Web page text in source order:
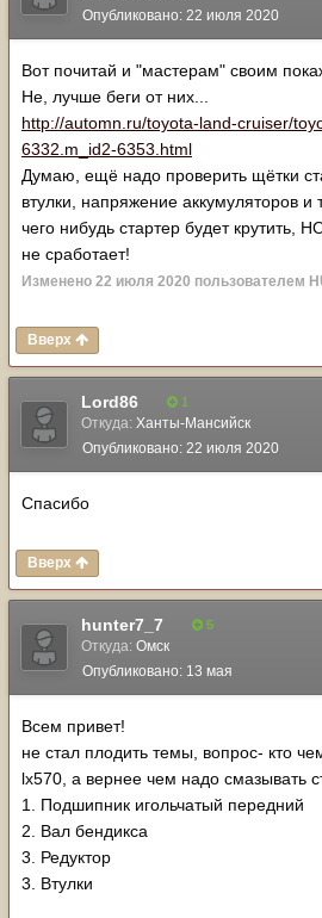
Опубликовано: 22 июля 2020
Вот почитай и "мастерам" своим
Не, лучше беги от них...
http://automn.ru/toyota-land-cruiser/
6332.m_id2-6353.html
Думаю, ещё надо проверить щётки
втулки, напряжение аккумуляторов и
чего нибудь стартер будет крутить,
не сработает!
Изменено 22 июля 2020 пользователем
Вверх
Lord86 1
Откуда: Ханты-Мансийск
Опубликовано: 22 июля 2020
Спасибо
Вверх
hunter7_7 5
Откуда: Омск
Опубликовано: 13 мая
Всем привет!
не стал плодить темы, вопрос- кто
lx570, а вернее чем надо смазывать
1. Подшипник игольчатый передний
2. Вал бендикса
3. Редуктор
3. Втулки